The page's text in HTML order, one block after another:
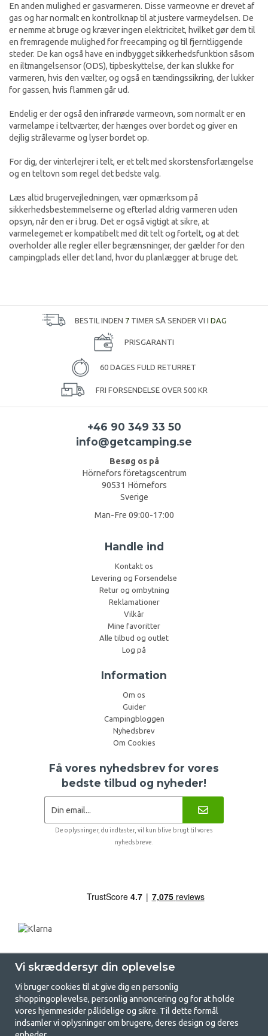
En anden mulighed er gasvarmeren. Disse varmeovne er drevet af
gas og har normalt en kontrolknap til at justere varmeydelsen. De
er nemme at bruge og kræver ingen elektricitet, hvilket gør dem til
en fremragende mulighed for freecamping og til fjerntliggende
steder. De kan også have en indbygget sikkerhedsfunktion såsom
en iltmangelsensor (ODS), tipbeskyttelse, der kan slukke for
varmeren, hvis den vælter, og også en tændingssikring, der lukker
for gassen, hvis flammen går ud.
Endelig er der også den infrarøde varmeovn, som normalt er en
varmelampe i teltværter, der hænges over bordet og giver en
dejlig strålevarme og lyser bordet op.
For dig, der vinterlejrer i telt, er et telt med skorstensforlængelse
og en teltovn som regel det bedste valg.
Læs altid brugervejledningen, vær opmærksom på
sikkerhedsbestemmelserne og efterlad aldrig varmeren uden
opsyn, når den er i brug. Det er også vigtigt at sikre, at
varmelegemet er kompatibelt med dit telt og fortelt, og at det
overholder alle regler eller begrænsninger, der gælder for den
campingplads eller det land, hvor du planlægger at bruge det.
BESTIL INDEN 7TIMER SÅ SENDER VI I DAG
PRISGARANTI
60 DAGES FULD RETURRET
FRI FORSENDELSE OVER 500 KR
+46 90 349 33 50
info@getcamping.se
Besøg os på
Hörnefors företagscentrum
90531 Hörnefors
Sverige
Man-Fre 09:00-17:00
Handle ind
Kontakt os
Levering og Forsendelse
Retur og ombytning
Reklamationer
Vilkår
Mine favoritter
Alle tilbud og outlet
Log på
Information
Om os
Guider
Campingbloggen
Nyhedsbrev
Om Cookies
Få vores nyhedsbrev for vores
bedste tilbud og nyheder!
De oplysninger, du indtaster, vil kun blive brugt til vores
nyhedsbreve.
GetCamping.dk - Din butik for
Vi skræddersyr din oplevelse
Vi bruger cookies til at give dig en personlig
shoppingoplevelse, personlig annoncering og for at holde
vores hjemmesider pålidelige og sikre. Til dette formål
indsamler vi oplysninger om brugere, deres design og deres